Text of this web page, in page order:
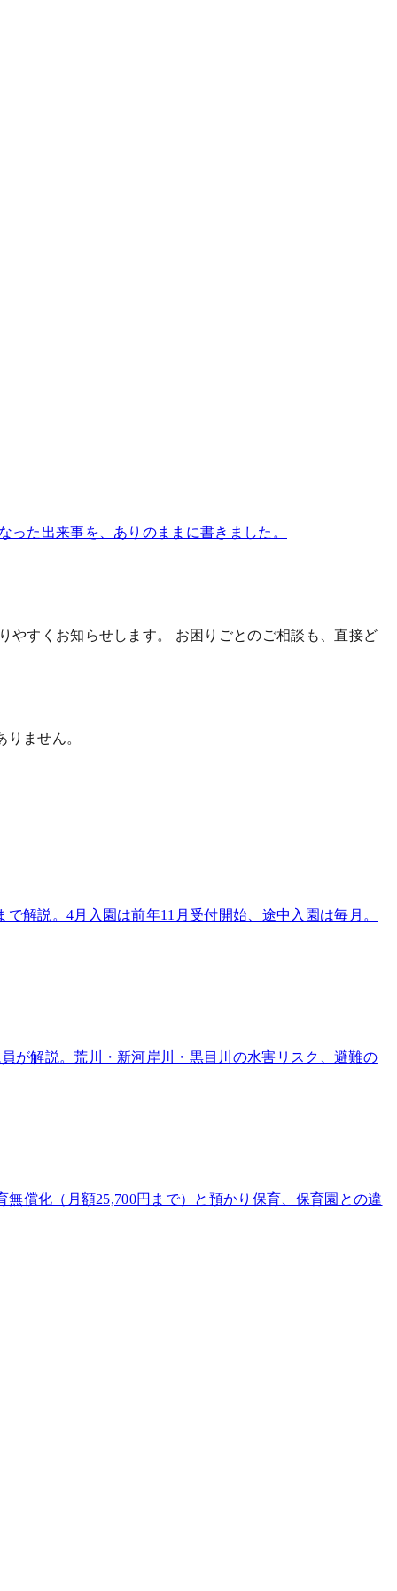
た出来事を、ありのままに書きました。
やすくお知らせします。 お困りごとのご相談も、直接ど
ません。
解説。4月入園は前年11月受付開始、途中入園は毎月。
が解説。荒川・新河岸川・黒目川の水害リスク、避難の
償化（月額25,700円まで）と預かり保育、保育園との違